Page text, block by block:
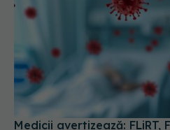
Medicii avertizează: FLiRT,
COVID-19, se răspândesc.
proteina spike. Ignoră
sau infectarea anterioară
10 iul 2024, 20:12